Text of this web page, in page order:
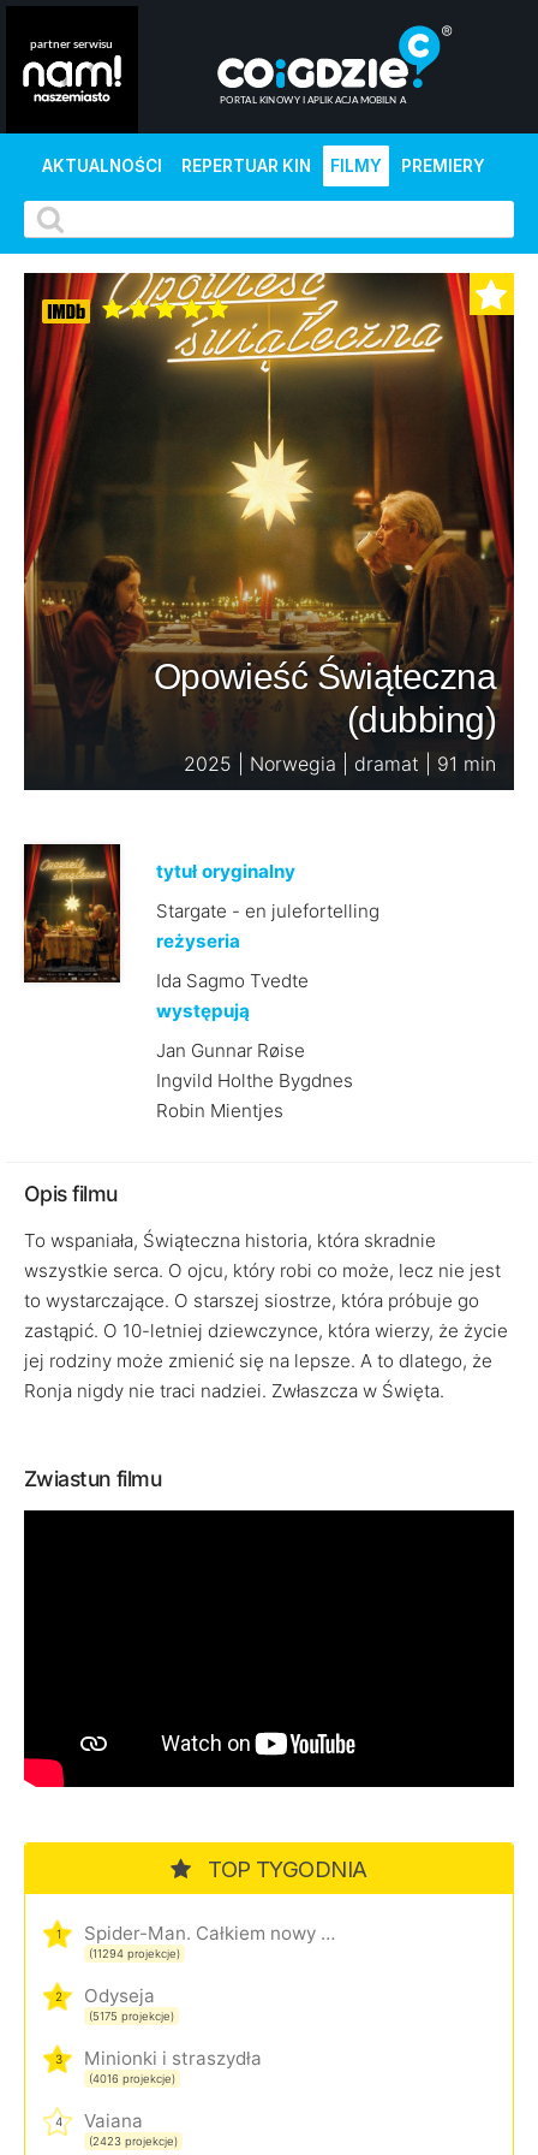
AKTUALNOŚCI REPERTUAR KIN FILMY PREMIERY
Opowieść Świąteczna
(dubbing)
2025 | Norwegia | dramat | 91 min
tytuł oryginalny
Stargate - en julefortelling
reżyseria
Ida Sagmo Tvedte
występują
Jan Gunnar Røise
Ingvild Holthe Bygdnes
Robin Mientjes
Opis filmu
To wspaniała, Świąteczna historia, która skradnie
wszystkie serca. O ojcu, który robi co może, lecz nie jest
to wystarczające. O starszej siostrze, która próbuje go
zastąpić. O 10-letniej dziewczynce, która wierzy, że życie
jej rodziny może zmienić się na lepsze. A to dlatego, że
Ronja nigdy nie traci nadziei. Zwłaszcza w Święta.
Zwiastun filmu
TOP TYGODNIA
1 Spider-Man. Całkiem nowy dzień
(11294 projekcje)
2 Odyseja
(5175 projekcje)
3 Minionki i straszydła
(4016 projekcje)
4 Vaiana
(2423 projekcje)